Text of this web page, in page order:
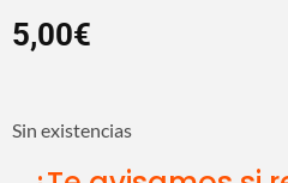
5,00€
Sin existencias